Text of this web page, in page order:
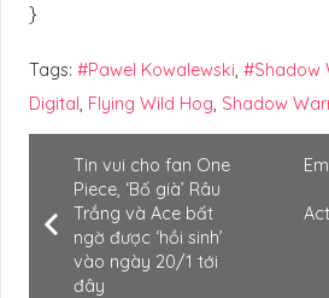
}
Tags: #Pawel Kowalewski, #Shadow
Digital, Flying Wild Hog, Shadow
Tin vui cho fan One
Piece, ‘Bố già’ Râu
Trắng và Ace bất
ngờ được ‘hồi sinh’
vào ngày 20/1 tới
đây